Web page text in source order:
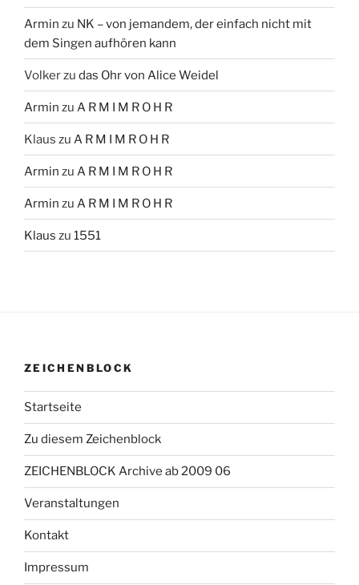
Armin zu NK – von jemandem, der einfach nicht mit
dem Singen aufhören kann
Volkerzu das Ohr von Alice Weidel
Armin zu A R M I M R O H R
Klaus zu A R M I M R O H R
Armin zu A R M I M R O H R
Armin zu A R M I M R O H R
Klaus zu 1551
ZEICHENBLOCK
Startseite
Zu diesem Zeichenblock
ZEICHENBLOCK Archive ab 2009 06
Veranstaltungen
Kontakt
Impressum